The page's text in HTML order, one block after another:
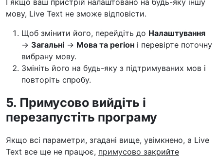
І якщо ваш пристрій налаштовано на будь-яку іншу
мову, Live Text не зможе відповісти.
Щоб змінити його, перейдіть до Налаштування
→ Загальні → Мова та регіон і перевірте поточну
вибрану мову.
Змініть його на будь-яку з підтримуваних мов і
повторіть спробу.
5. Примусово вийдіть і
перезапустіть програму
Якщо всі параметри, згадані вище, увімкнено, а Live
Text все ще не працює, примусово закрийте